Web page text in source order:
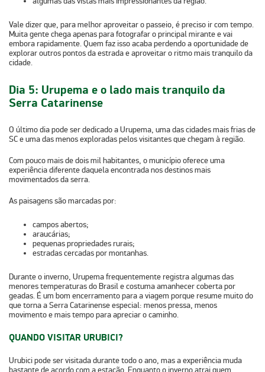
Vale dizer que, para melhor aproveitar o passeio, é preciso ir com tempo.
Muita gente chega apenas para fotografar o principal mirante e vai
embora rapidamente. Quem faz isso acaba perdendo a oportunidade de
explorar outros pontos da estrada e aproveitar o ritmo mais tranquilo da
cidade.
Dia 5: Urupema e o lado mais tranquilo da
Serra Catarinense
O último dia pode ser dedicado a Urupema, uma das cidades mais frias de
SCe uma das menos exploradas pelos visitantes que chegam à região.
Com pouco mais de dois mil habitantes, o município oferece uma
experiência diferente daquela encontrada nos destinos mais
movimentados da serra.
As paisagens são marcadas por:
campos abertos;
araucárias;
pequenas propriedades rurais;
estradas cercadas por montanhas.
Durante o inverno, Urupema frequentemente registra algumas das
menores temperaturas do Brasil e costuma amanhecer coberta por
geadas. É um bom encerramento para a viagem porque resume muito do
que torna a Serra Catarinense especial: menos pressa, menos
movimento e mais tempo para apreciar o caminho.
QUANDO VISITAR URUBICI?
Urubici pode ser visitada durante todo o ano, mas a experiência muda